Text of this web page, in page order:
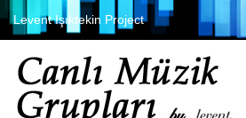
Levent Işıktekin Project